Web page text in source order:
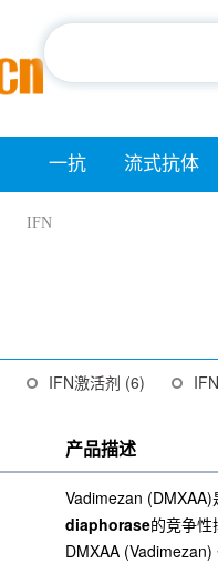
一抗 流式抗体
IFN
IFN激活剂 (6)
产品描述
Vadimezan (DMXAA)
diaphorase的竞争
DMXAA (Vadimezan)